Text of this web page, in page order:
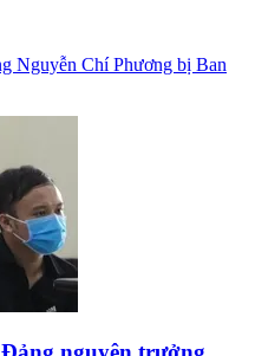
Nguyễn Chí Phương bị Ban